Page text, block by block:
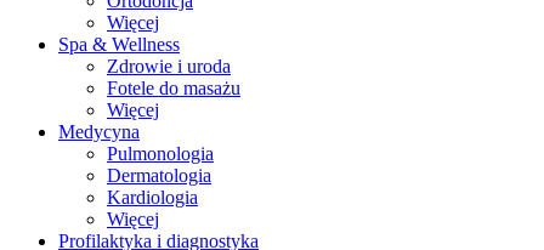
Więcej
Spa & Wellness
Zdrowie i uroda
Fotele do masażu
Więcej
Medycyna
Pulmonologia
Dermatologia
Kardiologia
Więcej
Profilaktyka i diagnostyka